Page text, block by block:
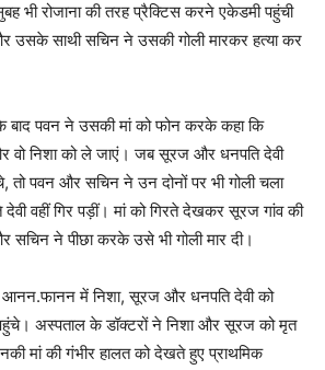
भी रोजाना की तरह प्रैक्टिस करने एकेडमी पहुंची
उसके साथी सचिन ने उसकी गोली मारकर हत्या कर
बाद पवन ने उसकी मां को फोन करके कहा कि
वो निशा को ले जाएं। जब सूरज और धनपति देवी
तो पवन और सचिन ने उन दोनों पर भी गोली चला
देवी वहीं गिर पड़ीं। मां को गिरते देखकर सूरज गांव की
सचिन ने पीछा करके उसे भी गोली मार दी।
आनन.फानन में निशा, सूरज और धनपति देवी को
अस्पताल के डॉक्टरों ने निशा और सूरज को मृत
मां की गंभीर हालत को देखते हुए प्राथमिक